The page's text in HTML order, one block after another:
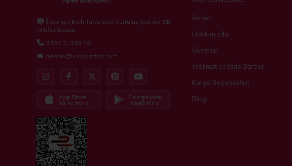
İhsaniye Mah Tuna Cad Kurtuluş Sok no:9/B
Nilüfer Bursa
0 537 213 83 76
destek@kidspartim.com
App Store
İndirebilirsiniz
Google play
İndirebilirsiniz
İletişim
Hakkımızda
Güvenlik
Teslimat ve İade Şartları
Kargo Seçenekleri
Blog